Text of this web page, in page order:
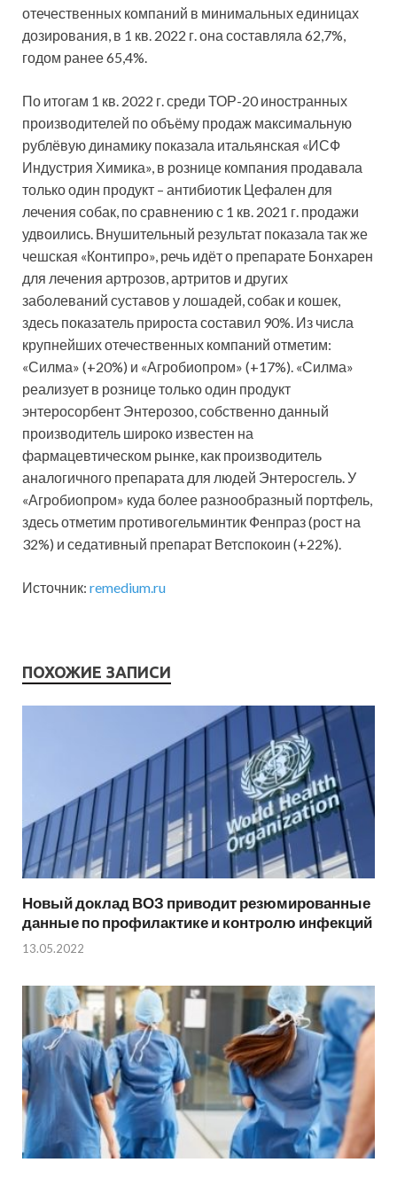
отечественных компаний в минимальных единицах
дозирования, в 1 кв. 2022 г. она составляла 62,7%,
годом ранее 65,4%.
По итогам 1 кв. 2022 г. среди ТОР-20 иностранных
производителей по объёму продаж максимальную
рублёвую динамику показала итальянская «ИСФ
Индустрия Химика», в рознице компания продавала
только один продукт – антибиотик Цефален для
лечения собак, по сравнению с 1 кв. 2021 г. продажи
удвоились. Внушительный результат показала так же
чешская «Контипро», речь идёт о препарате Бонхарен
для лечения артрозов, артритов и других
заболеваний суставов у лошадей, собак и кошек,
здесь показатель прироста составил 90%. Из числа
крупнейших отечественных компаний отметим:
«Силма» (+20%) и «Агробиопром» (+17%). «Силма»
реализует в рознице только один продукт
энтеросорбент Энтерозоо, собственно данный
производитель широко известен на
фармацевтическом рынке, как производитель
аналогичного препарата для людей Энтеросгель. У
«Агробиопром» куда более разнообразный портфель,
здесь отметим противогельминтик Фенпраз (рост на
32%) и седативный препарат Ветспокоин (+22%).
Источник: remedium.ru
ПОХОЖИЕ ЗАПИСИ
Новый доклад ВОЗ приводит резюмированные
данные по профилактике и контролю инфекций
13.05.2022